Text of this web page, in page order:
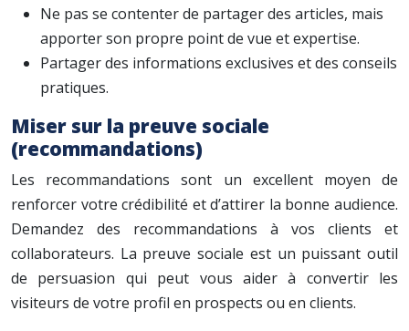
Ne pas se contenter de partager des articles, mais
apporter son propre point de vue et expertise.
Partager des informations exclusives et des conseils
pratiques.
Miser sur la preuve sociale
(recommandations)
Les recommandations sont un excellent moyen de
renforcer votre crédibilité et d’attirer la bonne audience.
Demandez des recommandations à vos clients et
collaborateurs. La preuve sociale est un puissant outil
de persuasion qui peut vous aider à convertir les
visiteurs de votre profil en prospects ou en clients.